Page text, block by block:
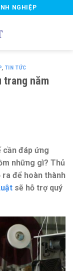
NGHIỆP
, TIN TỨC
trang năm
cần đáp ứng
những gì? Thủ
để hoàn thành
sẽ hỗ trợ quý